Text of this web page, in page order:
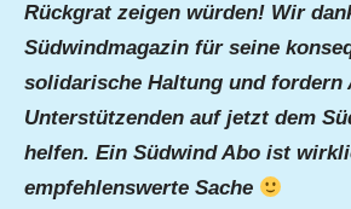
Rückgrat zeigen würden! Wir
Südwindmagazin für seine
solidarische Haltung und fordern
Unterstützenden auf jetzt dem
helfen. Ein Südwind Abo ist
empfehlenswerte Sache